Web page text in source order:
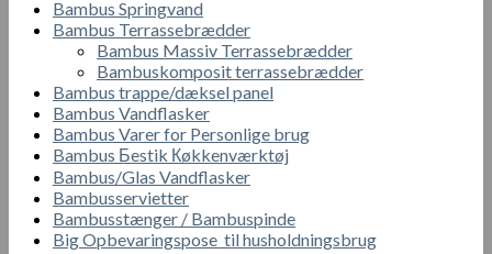
Bambus Springvand
Bambus Terrassebrædder
Bambus Massiv Terrassebrædder
Bambuskomposit terrassebrædder
Bambus trappe/dæksel panel
Bambus Vandflasker
Bambus Varer for Personlige brug
Bambus Бestik Кøkkenværktøj
Bambus/Glas Vandflasker
Bambusservietter
Bambusstænger / Bambuspinde
Big Opbevaringspose til husholdningsbrug